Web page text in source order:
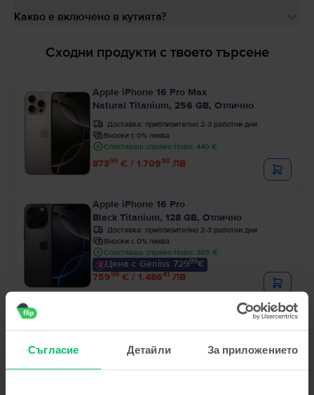
Съгласие Детайли За приложението
Какво е включено в кутията?
Сходни продукти с твоето търсене
Apple iPhone 16 Pro Max
Natural Titanium, 256 GB, Отлично
Доставка: приблизително 2-3 работни дни
Вноски с 0% лихва
Спестяваш спрямо Ново: 440 €
87399 € / 1.70938 ЛВ
Apple iPhone 16 Pro
Black Titanium, 128 GB, Отлично
Доставка: приблизително 2-3 работни дни
Вноски с 0% лихва
Спестяваш спрямо Ново: 365 €
Цена с Genius 72999€
75999 € / 1.48641 ЛВ
- 10 €
Вноски с 0% лихва